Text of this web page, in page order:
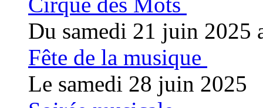
Du samedi 21 juin 2025
Fête de la musique
Le samedi 28 juin 2025